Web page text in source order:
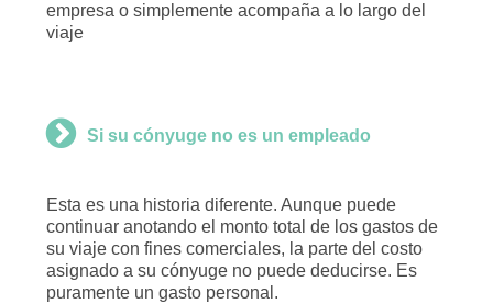
empresa o simplemente acompaña a lo largo del
viaje
Si su cónyuge no es un empleado
Esta es una historia diferente. Aunque puede
continuar anotando el monto total de los gastos de
su viaje con fines comerciales, la parte del costo
asignado a su cónyuge no puede deducirse. Es
puramente un gasto personal.